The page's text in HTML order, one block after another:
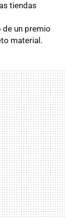
tiendas
de un premio
material.